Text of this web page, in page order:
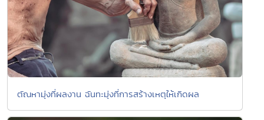
ตัณหามุ่งที่ผลงาน ฉันทะมุ่งที่การสร้างเหตุให้เกิดผล